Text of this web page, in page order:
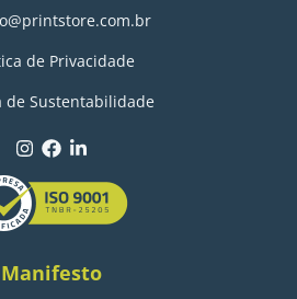
de Privacidade
de Sustentabilidade
Manifesto